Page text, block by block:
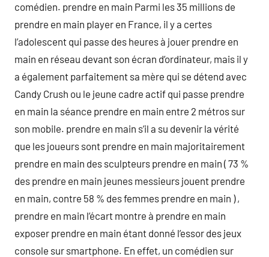
comédien. prendre en main Parmi les 35 millions de
prendre en main player en France, il y a certes
l’adolescent qui passe des heures à jouer prendre en
main en réseau devant son écran d’ordinateur, mais il y
a également parfaitement sa mère qui se détend avec
Candy Crush ou le jeune cadre actif qui passe prendre
en main la séance prendre en main entre 2 métros sur
son mobile. prendre en main s’il a su devenir la vérité
que les joueurs sont prendre en main majoritairement
prendre en main des sculpteurs prendre en main ( 73 %
des prendre en main jeunes messieurs jouent prendre
en main, contre 58 % des femmes prendre en main ) ,
prendre en main l’écart montre à prendre en main
exposer prendre en main étant donné l’essor des jeux
console sur smartphone. En effet, un comédien sur